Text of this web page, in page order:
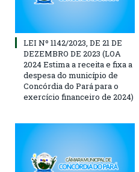
LEI Nº 1142/2023, DE 21 DE
DEZEMBRO DE 2023 (LOA
2024 Estima a receita e fixa a
despesa do município de
Concórdia do Pará para o
exercício financeiro de 2024)